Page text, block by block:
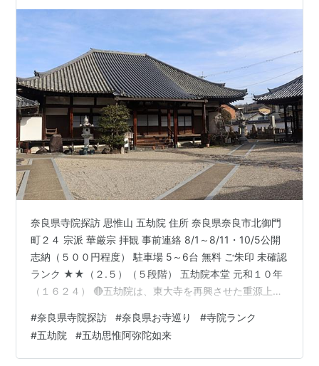
奈良県寺院探訪 思惟山 五劫院 住所 奈良県奈良市北御門
町２４ 宗派 華厳宗 拝観 事前連絡 8/1～8/11・10/5公開
志納（５００円程度） 駐車場 5～6台 無料 ご朱印 未確認
ランク ★★（２.５）（５段階） 五劫院本堂 元和１０年
（１６２４） 🔴五劫院は、東大寺を再興させた重源上人
の五劫思惟阿弥陀仏を安置したと伝えます。五劫院は、
東大寺を 再興した重源上人と江戸期に再興した公慶上人
の墓所もあり、東大寺の菩提所的な 性格も有していま
#奈良県寺院探訪 #奈良県お寺巡り #寺院ランク
#五劫院 #五劫思惟阿弥陀如来